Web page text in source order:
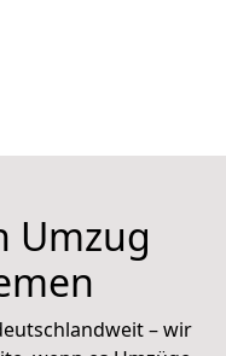
Umzug
– wir